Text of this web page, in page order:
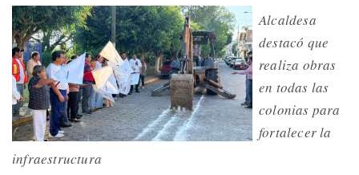
Alcaldesa
destacó que
realiza obras
en todas las
colonias para
fortalecer la
infraestructura